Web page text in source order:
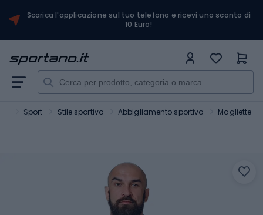
Scarica l'applicazione sul tuo telefono e ricevi uno sconto di
10 Euro!
Sport Stile sportivo Abbigliamento sportivo Magliette